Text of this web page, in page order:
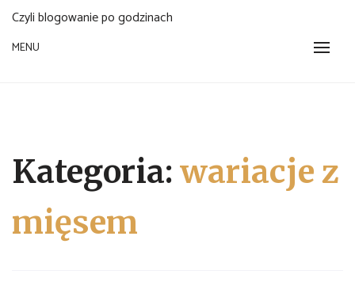
Czyli blogowanie po godzinach
MENU
Kategoria: wariacje z
mięsem